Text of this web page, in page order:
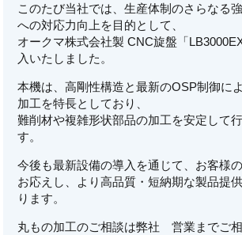
このたび当社では、生産体制のさらなる
への対応力向上を目的として、
オークマ株式会社製 CNC旋盤「
入いたしました。
本機は、高剛性構造と最新のOSP制御に
加工を特長としており、
難削材や複雑形状部品の加工を安定して
す。
今後も最新設備の導入を通じて、お客様
お応えし、より高品質・短納期な製品提
ります。
丸もの加工のご相談は弊社 営業までご相